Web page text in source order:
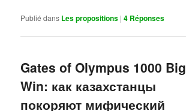
Publié dans Les propositions |4 Réponses
Gates of Olympus 1000 Big
Win: как казахстанцы
покоряют мифический